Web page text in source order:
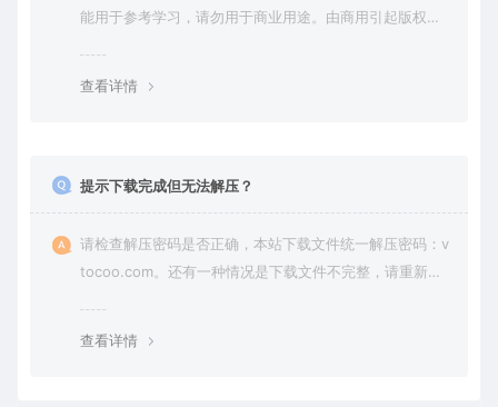
能用于参考学习，请勿用于商业用途。由商用引起版权纠
查看详情
提示下载完成但无法解压？
请检查解压密码是否正确，本站下载文件统一解压密码：v
tocoo.com。还有一种情况是下载文件不完整，请重新下
查看详情